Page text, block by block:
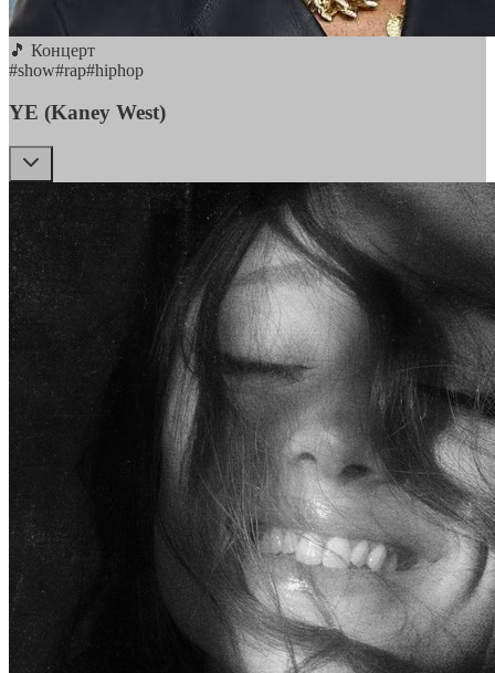
🎵 Концерт
#show#rap#hiphop
YE (Kaney West)